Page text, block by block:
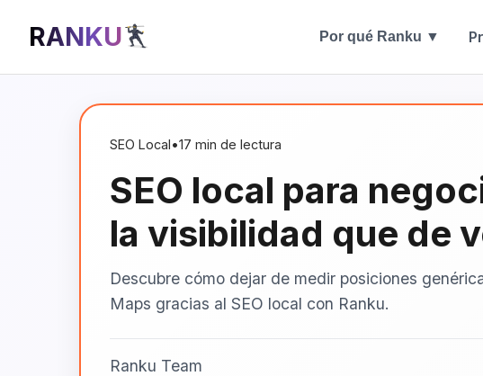
RANKU Por qué Ranku ▼
SEO Local•17 min de lectura
SEO local para
la visibilidad que de
Descubre cómo dejar de medir posiciones
Maps gracias al SEO local con Ranku.
Ranku Team